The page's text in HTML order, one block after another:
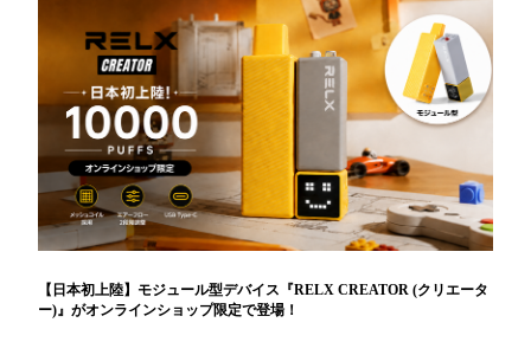
【日本初上陸】モジュール型デバイス『RELX CREATOR (クリエータ
ー)』がオンラインショップ限定で登場！